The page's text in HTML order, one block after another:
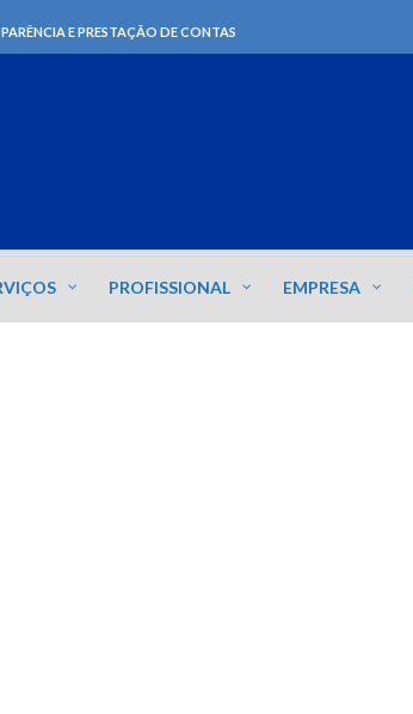
E PRESTAÇÃO DE CONTAS
PROFISSIONAL EMPRESA